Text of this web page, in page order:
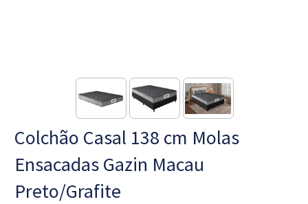
Colchão Casal 138 cm Molas
Ensacadas Gazin Macau
Preto/Grafite